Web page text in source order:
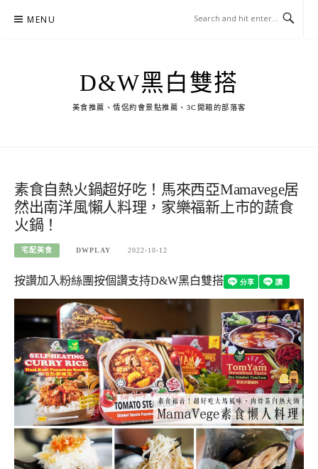
MENU
D&W黑白雙搭
美食推薦、情侶約會景點推薦、3C開箱的部落客
素食自熱火鍋超好吃！馬來西亞Mamavege居
然出南洋風懶人料理，家樂福新上市的蔬食
火鍋！
宅配美食 DWPLAY 2022-10-12
按讚加入粉絲團按個讚支持D&W黑白雙搭